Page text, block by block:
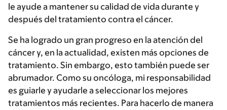
le ayude a mantener su calidad de vida durante y
después del tratamiento contra el cáncer.
Se ha logrado un gran progreso en la atención del
cáncer y, en la actualidad, existen más opciones de
tratamiento. Sin embargo, esto también puede ser
abrumador. Como su oncóloga, mi responsabilidad
es guiarle y ayudarle a seleccionar los mejores
tratamientos más recientes. Para hacerlo de manera